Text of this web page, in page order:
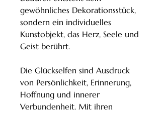
gewöhnliches Dekorationsstück,
sondern ein individuelles
Kunstobjekt, das Herz, Seele und
Geist berührt.
Die Glückselfen sind Ausdruck
von Persönlichkeit, Erinnerung,
Hoffnung und innerer
Verbundenheit. Mit ihren